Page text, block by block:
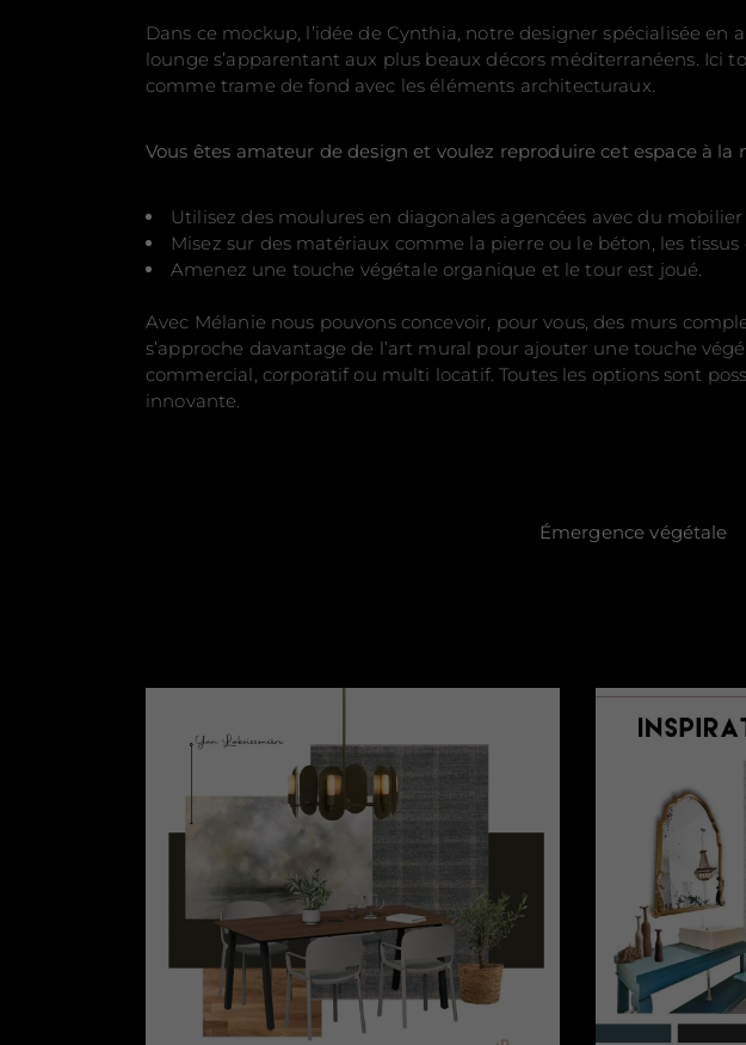
Dans ce mockup, l’idée de Cynthia, notre designer spécialisée
lounge s’apparentant aux plus beaux décors méditerranéens. Ici
comme trame de fond avec les éléments architecturaux.
Vous êtes amateur de design et voulez reproduire cet espace à la
Utilisez des moulures en diagonales agencées avec du
Misez sur des matériaux comme la pierre ou le béton, les tissus
Amenez une touche végétale organique et le tour est joué.
Avec Mélanie nous pouvons concevoir, pour vous, des murs
s’approche davantage de l’art mural pour ajouter une touche
commercial, corporatif ou multi locatif. Toutes les options sont
innovante.
Émergence végétale